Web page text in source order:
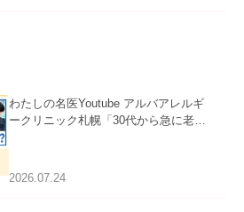
わたしの名医Youtube アルバアレルギ
ークリニック札幌「30代から急に老け
た。
2026.07.24